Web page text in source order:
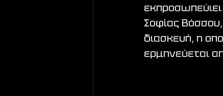
Σοφίας
διασκευή, η
ερμηνεύεται